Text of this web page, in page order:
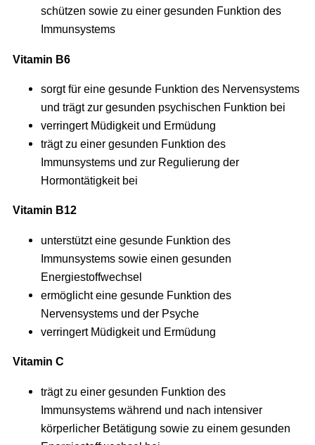
schützen sowie zu einer gesunden Funktion des
Immunsystems
Vitamin B6
sorgt für eine gesunde Funktion des Nervensystems
und trägt zur gesunden psychischen Funktion bei
verringert Müdigkeit und Ermüdung
trägt zu einer gesunden Funktion des
Immunsystems und zur Regulierung der
Hormontätigkeit bei
Vitamin B12
unterstützt eine gesunde Funktion des
Immunsystems sowie einen gesunden
Energiestoffwechsel
ermöglicht eine gesunde Funktion des
Nervensystems und der Psyche
verringert Müdigkeit und Ermüdung
Vitamin C
trägt zu einer gesunden Funktion des
Immunsystems während und nach intensiver
körperlicher Betätigung sowie zu einem gesunden